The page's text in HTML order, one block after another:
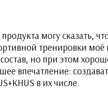
могу сказать,
тренировки
но при этом
впечатление:
в их числе.